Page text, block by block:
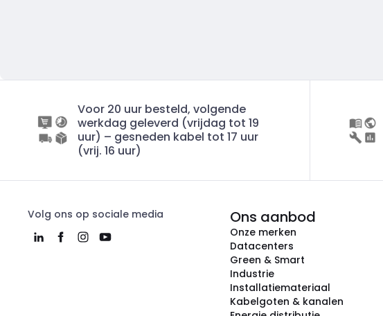
Voor 20 uur besteld, volgende
werkdag geleverd (vrijdag tot 19
uur) – gesneden kabel tot 17 uur
(vrij. 16 uur)
Volg ons op sociale media Ons aanbod
Onze merken
Datacenters
Green & Smart
Industrie
Installatiemateriaal
Kabelgoten & kanalen